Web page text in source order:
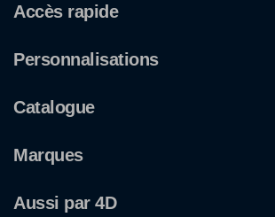
Accès rapide
Personnalisations
Catalogue
Marques
Aussi par 4D